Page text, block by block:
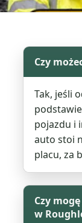
Czy
Tak, jeśli
pojazdu i
auto stoi
placu, za
Czy
w